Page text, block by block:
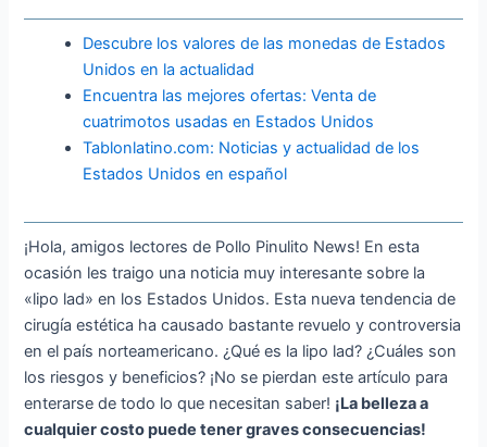
Descubre los valores de las monedas de Estados
Unidos en la actualidad
Encuentra las mejores ofertas: Venta de
cuatrimotos usadas en Estados Unidos
Tablonlatino.com: Noticias y actualidad de los
Estados Unidos en español
¡Hola, amigos lectores de Pollo Pinulito News! En esta
ocasión les traigo una noticia muy interesante sobre la
«lipo lad» en los Estados Unidos. Esta nueva tendencia de
cirugía estética ha causado bastante revuelo y controversia
en el país norteamericano. ¿Qué es la lipo lad? ¿Cuáles son
los riesgos y beneficios? ¡No se pierdan este artículo para
enterarse de todo lo que necesitan saber! ¡La belleza a
cualquier costo puede tener graves consecuencias!